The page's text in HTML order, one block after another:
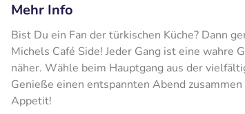
Mehr Info
Bist Du ein Fan der türkischen Küche? Dann
Michels Café Side! Jeder Gang ist eine wahre
näher. Wähle beim Hauptgang aus der
Genieße einen entspannten Abend
Appetit!